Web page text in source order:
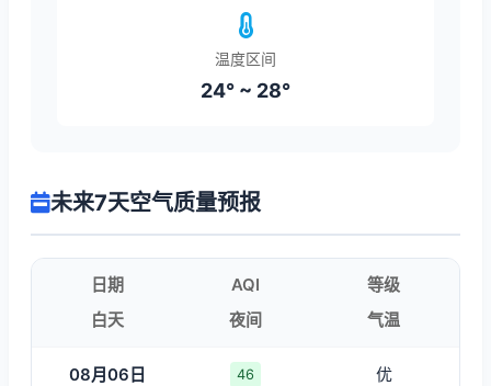
温度区间
24° ~ 28°
未来7天空气质量预报
日期 AQI
等级
白天
夜间 气温
08月06日 46
优